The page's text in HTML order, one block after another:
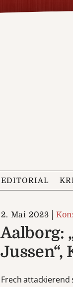
EDITORIAL
2. Mai 2023
Aalborg:
Jussen“,
Frech attackierend